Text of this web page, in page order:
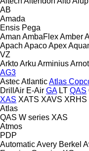
AB
Amada
Ensis Pega
Aman AmbaFlexAmber
Apach ApacoApex
VZ
ArktoArku Arminius
AG3
AstecAtlanticAtlas
DrillAir E-Air GA LT QAS
XAS XATS XAVS XRHS
Atlas
QAS W series XAS
Atmos
PDP
AutomaticAvery Berkel